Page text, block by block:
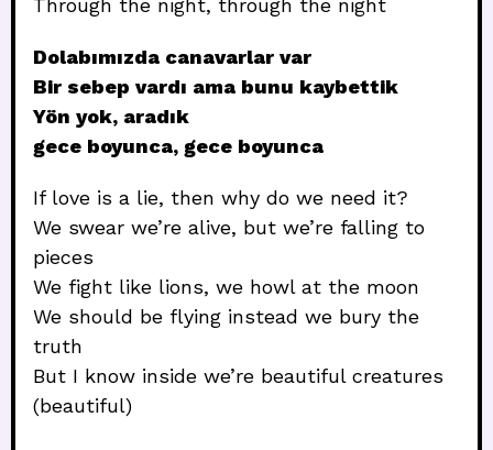
Through the night, through the night
Dolabımızda canavarlar var
Bir sebep vardı ama bunu kaybettik
Yön yok, aradık
gece boyunca, gece boyunca
If love is a lie, then why do we need it?
We swear we’re alive, but we’re falling to
pieces
We fight like lions, we howl at the moon
We should be flying instead we bury the
truth
But I know inside we’re beautiful creatures
(beautiful)